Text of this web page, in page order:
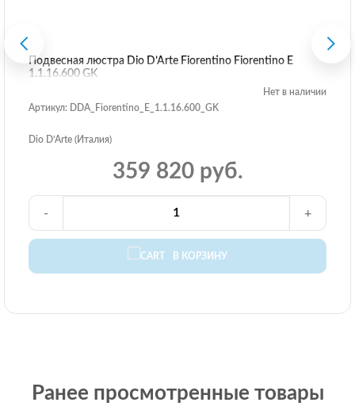
Подвесная люстра Dio D’Arte Fiorentino Fiorentino E
1.1.16.600 GK
Нет в наличии
Артикул: DDA_Fiorentino_E_1.1.16.600_GK
Dio D’Arte (Италия)
359 820 руб.
В КОРЗИНУ
- +
Ранее просмотренные товары